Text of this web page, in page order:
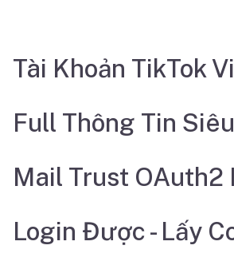
Tài Khoản TikTok
Full Thông Tin
Mail Trust OAuth2
Login Được - Lấy